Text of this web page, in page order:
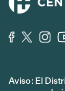
Aviso: El